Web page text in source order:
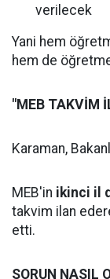
verilecek
Yani hem
hem de
"MEB TAKVİM
Karaman,
MEB'in ikinci il
takvim ilan
etti.
SORUN NASIL